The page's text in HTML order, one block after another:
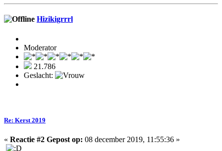
Hizikigrrrl
Moderator
21.786
Geslacht:
Re: Kerst 2019
« Reactie #2 Gepost op: 08 december 2019, 11:55:36 »